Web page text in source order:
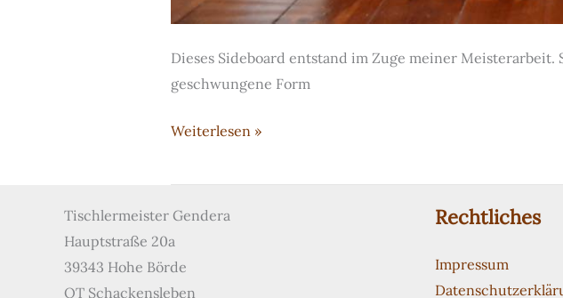
Dieses Sideboard entstand im Zuge meiner
geschwungene Form
Sideboard
Nussbaum
Weiterlesen »
Tischlermeister Gendera
Hauptstraße 20a
39343 Hohe Börde
OT Schackensleben
Rechtliches
Impressum